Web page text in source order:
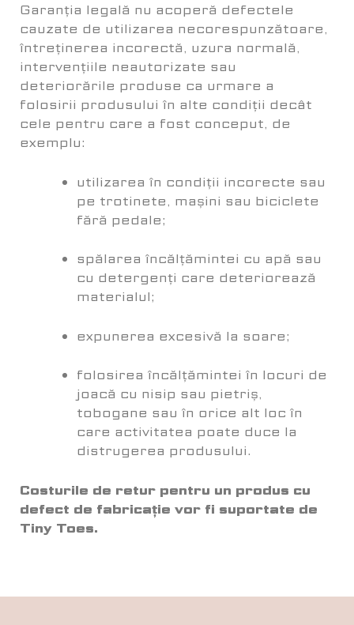
Garanția legală nu acoperă defectele
cauzate de utilizarea necorespunzătoare,
întreținerea incorectă, uzura normală,
intervențiile neautorizate sau
deteriorările produse ca urmare a
folosirii produsului în alte condiții decât
cele pentru care a fost conceput, de
exemplu:
utilizarea în condiții incorecte sau
pe trotinete, mașini sau biciclete
fără pedale;
spălarea încălțămintei cu apă sau
cu detergenți care deteriorează
materialul;
expunerea excesivă la soare;
folosirea încălțămintei în locuri de
joacă cu nisip sau pietriș,
tobogane sau în orice alt loc în
care activitatea poate duce la
distrugerea produsului.
Costurile de retur pentru un produs cu
defect de fabricație vor fi suportate de
Tiny Toes.